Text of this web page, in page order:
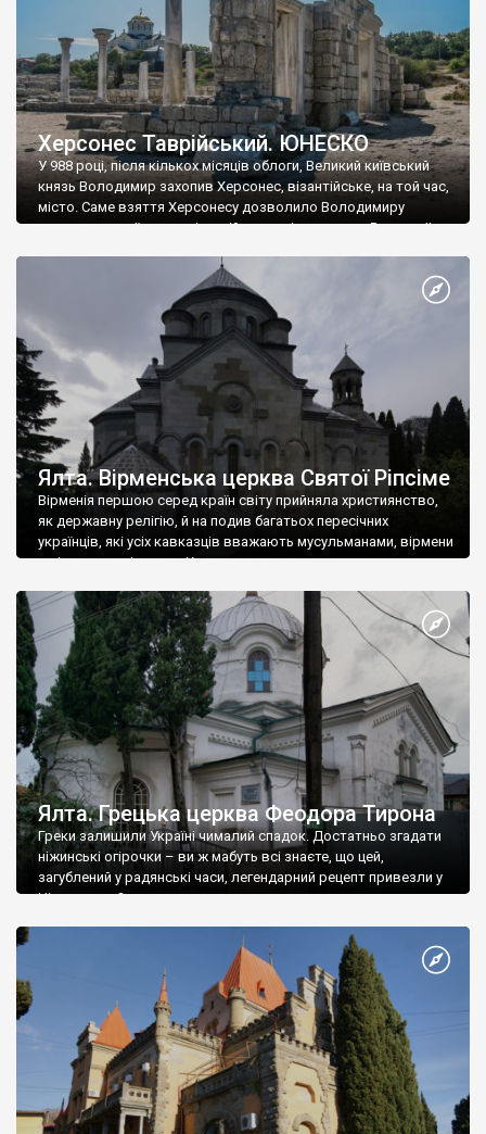
Херсонес Таврійський. ЮНЕСКО
У 988 році, після кількох місяців облоги, Великий київський
князь Володимир захопив Херсонес, візантійське, на той час,
місто. Саме взяття Херсонесу дозволило Володимиру
диктувати свої умови візантійському імператору Василю ІІ, та
Херсонесі Володимир-язичник, став Василем-християнином.
А потім було Хрещення Русі. На честь Херсонесу Таврійського
Ялта. Вірменська церква Святої Ріпсіме
Вірменія першою серед країн світу прийняла християнство,
як державну релігію, й на подив багатьох пересічних
українців, які усіх кавказців вважають мусульманами, вірмени
є відданими вірянами Христа
Ялта. Грецька церква Феодора Тирона
Греки залишили Україні чималий спадок. Достатньо згадати
ніжинські огірочки – ви ж мабуть всі знаєте, що цей,
загублений у радянські часи, легендарний рецепт привезли у
Ніжин греки?